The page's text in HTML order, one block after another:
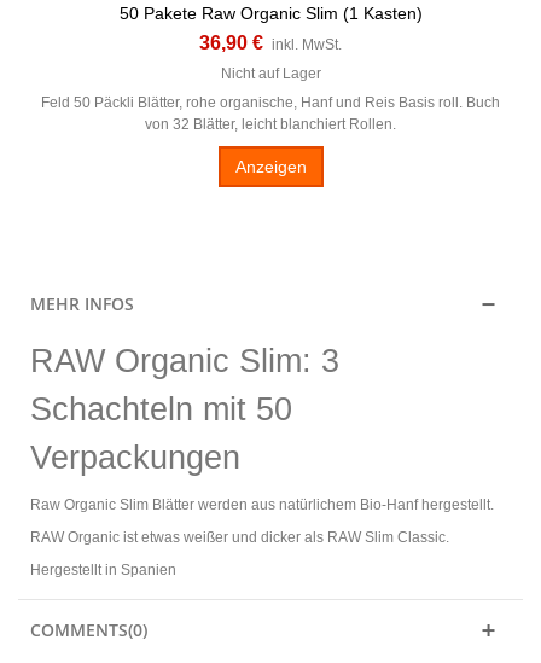
50 Pakete Raw Organic Slim (1 Kasten)
36,90 € inkl. MwSt.
Nicht auf Lager
Feld 50 Päckli Blätter, rohe organische, Hanf und Reis Basis roll. Buch
von 32 Blätter, leicht blanchiert Rollen.
Anzeigen
MEHR INFOS
RAW Organic Slim: 3
Schachteln mit 50
Verpackungen
Raw Organic Slim Blätter werden aus natürlichem Bio-Hanf hergestellt.
RAW Organic ist etwas weißer und dicker als RAW Slim Classic.
Hergestellt in Spanien
COMMENTS(0)